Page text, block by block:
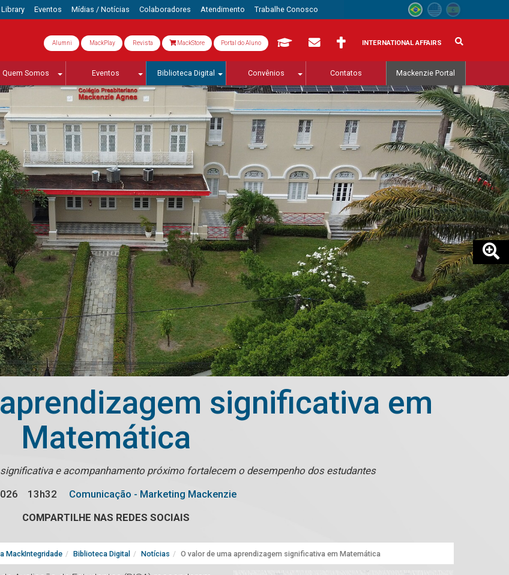
Library Eventos Mídias / Notícias Colaboradores Atendimento Trabalhe Conosco
Alumni MackPlay Revista MackStore Portal do Aluno INTERNATIONAL AFFAIRS
Quem Somos Eventos Biblioteca Digital Convênios Contatos Mackenzie Portal
significativa em
Matemática
e acompanhamento próximo fortalecem o desempenho dos estudantes
13h32
Comunicação - Marketing Mackenzie
COMPARTILHE NAS REDES SOCIAIS
MackIntegridade Biblioteca Digital Notícias O valor de uma aprendizagem significativa em Matemática